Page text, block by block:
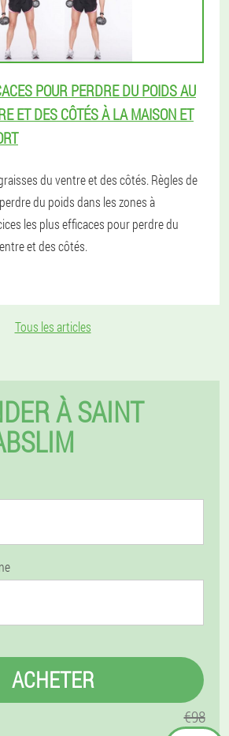
POUR PERDRE DU POIDS AU
ET DES CÔTÉS À LA MAISON ET
du ventre et des côtés. Règles de
du poids dans les zones à
les plus efficaces pour perdre du
et des côtés.
Tous les articles
À SAINT
ACHETER
€98